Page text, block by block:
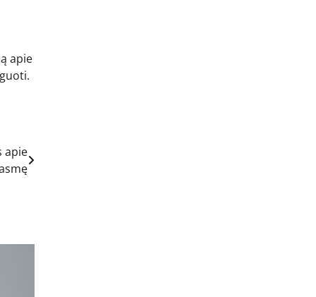
apie
apie